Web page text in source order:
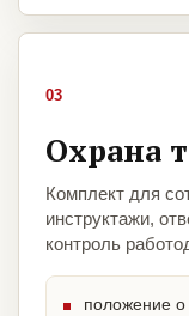
03
Охрана
Комплект для
инструктажи,
контроль
положение о